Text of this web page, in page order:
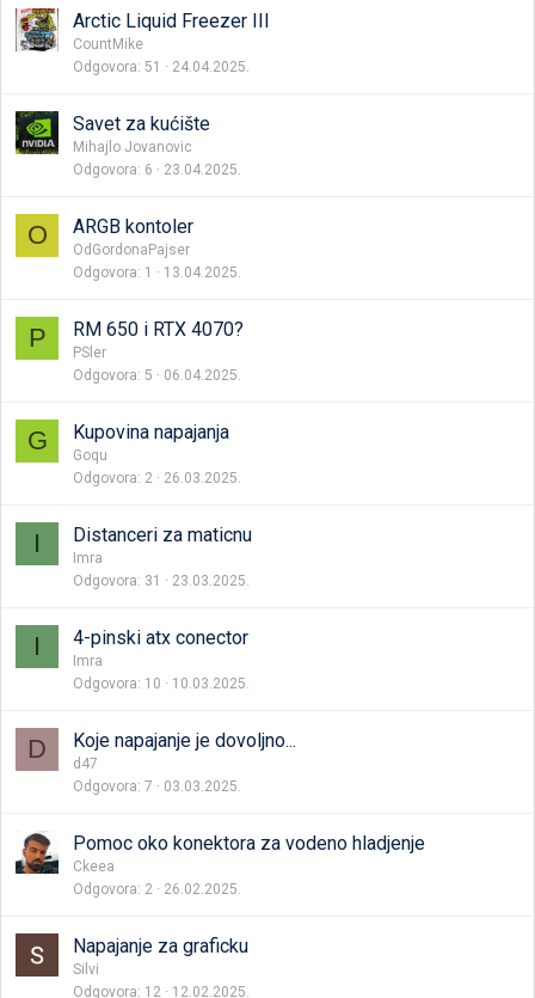
Arctic Liquid Freezer III
CountMike
Odgovora 51 24.04.2025.
Savet za kućište
Mihajlo Jovanovic
Odgovora 6 23.04.2025.
O ARGB kontoler
OdGordonaPajser
Odgovora 1 13.04.2025.
P RM 650 i RTX 4070?
PSler
Odgovora 5 06.04.2025.
G Kupovina napajanja
Goqu
Odgovora 2 26.03.2025.
I Distanceri za maticnu
Imra
Odgovora 31 23.03.2025.
I 4-pinski atx conector
Imra
Odgovora 10 10.03.2025.
D Koje napajanje je dovoljno...
d47
Odgovora 7 03.03.2025.
Pomoc oko konektora za vodeno hladjenje
Ckeea
Odgovora 2 26.02.2025.
Napajanje za graficku
Silvi
Odgovora 12 12.02.2025.